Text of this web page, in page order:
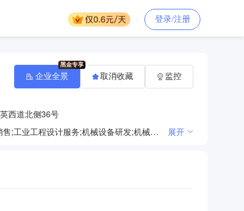
登录/注册
西道北侧36号
一般项目：工业自动控制系统装置制造;工业自动控制系统装置销售;智能基础制造装备制造;智能基础制造装备销售;工业工程设计服务;机械设备研发;机械设备销售;机械电气设备制造;普通机械设备安装服务;通用设备制造（不含特种设备制造）;通用设备修理;专用设备修理;电子元器件零售;电气设备修理;电子专用设备销售;机械设备租赁;技术服务、技术开发、技术咨询、技术交流、技术转让、技术推广;技术进出口;货物进出口（除依法须经批准的项目外，凭营业执照依法自主开展经营活动） 展开
企业全景 取消收藏 监控